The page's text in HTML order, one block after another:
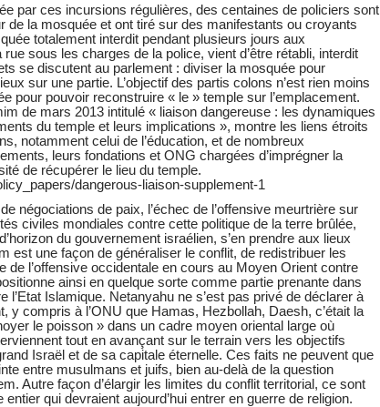
par ces incursions régulières, des centaines de policiers sont
de la mosquée et ont tiré sur des manifestants ou croyants
totalement interdit pendant plusieurs jours aux
sous les charges de la police, vient d’être rétabli, interdit
se discutent au parlement : diviser la mosquée pour
sur une partie. L’objectif des partis colons n’est rien moins
pour pouvoir reconstruire « le » temple sur l’emplacement.
de mars 2013 intitulé « liaison dangereuse : les dynamiques
du temple et leurs implications », montre les liens étroits
notamment celui de l’éducation, et de nombreux
leurs fondations et ONG chargées d’imprégner la
de récupérer le lieu du temple.
dangerous-liaison-supplement-1
négociations de paix, l’échec de l’offensive meurtrière sur
civiles mondiales contre cette politique de la terre brûlée,
du gouvernement israélien, s’en prendre aux lieux
est une façon de généraliser le conflit, de redistribuer les
de l’offensive occidentale en cours au Moyen Orient contre
ainsi en quelque sorte comme partie prenante dans
l’Etat Islamique. Netanyahu ne s’est pas privé de déclarer à
y compris à l’ONU que Hamas, Hezbollah, Daesh, c’était la
le poisson » dans un cadre moyen oriental large où
tout en avançant sur le terrain vers les objectifs
Israël et de sa capitale éternelle. Ces faits ne peuvent que
entre musulmans et juifs, bien au-delà de la question
Autre façon d’élargir les limites du conflit territorial, ce sont
qui devraient aujourd’hui entrer en guerre de religion.